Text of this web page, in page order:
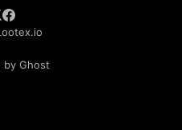
by Ghost